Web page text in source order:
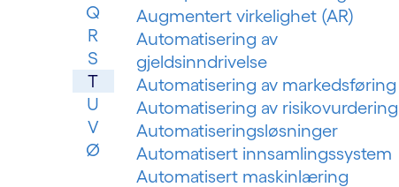
Q
R
S
T
U
V
Ø
Augmentert virkelighet (AR)
Automatisering av
gjeldsinndrivelse
Automatisering av markedsføring
Automatisering av risikovurdering
Automatiseringsløsninger
Automatisert innsamlingssystem
Automatisert maskinlæring